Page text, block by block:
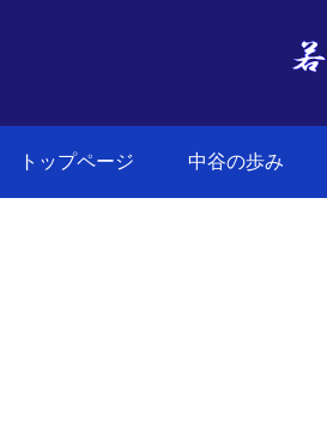
トップページ 中谷の歩み